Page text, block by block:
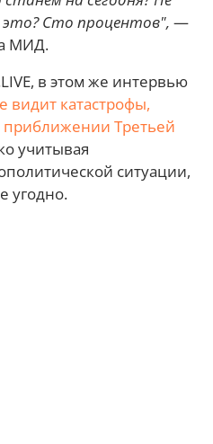
Сто процентов", —
МИД.
в этом же интервью
видит катастрофы,
приближении Третьей
учитывая
ситуации,
угодно.